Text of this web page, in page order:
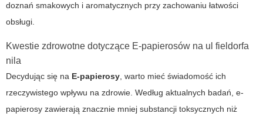
doznań smakowych i aromatycznych przy zachowaniu łatwości
obsługi.
Kwestie zdrowotne dotyczące E-papierosów na ul fieldorfa
nila
Decydując się na E-papierosy, warto mieć świadomość ich
rzeczywistego wpływu na zdrowie. Według aktualnych badań, e-
papierosy zawierają znacznie mniej substancji toksycznych niż